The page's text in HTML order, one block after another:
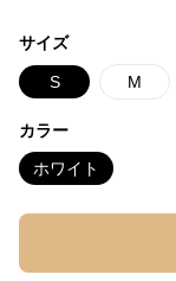
サイズ
S M
カラー
ホワイト